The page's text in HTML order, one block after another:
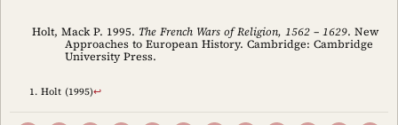
Holt, Mack P. 1995. The French Wars of Religion, 1562 – 1629. New
Approaches to European History. Cambridge: Cambridge
University Press.
Holt (1995)↩︎